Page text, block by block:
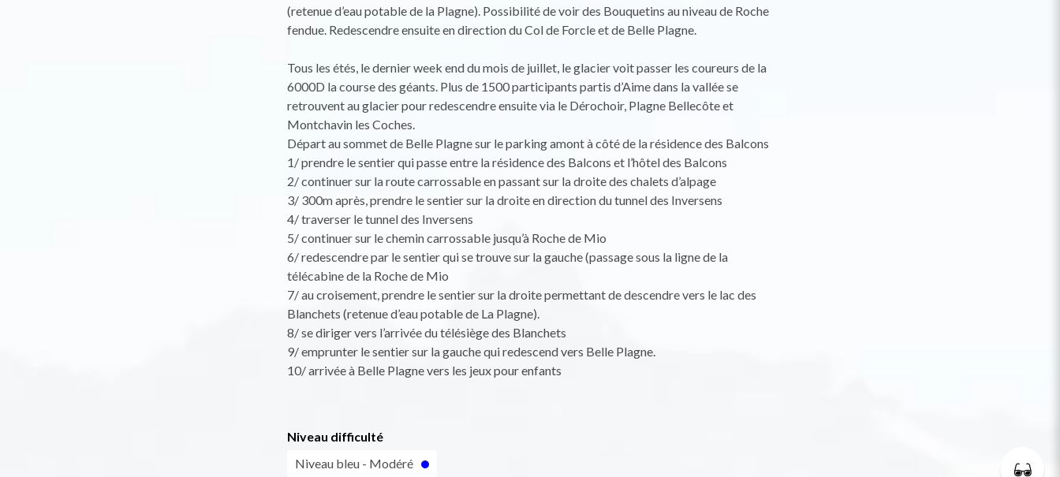
(retenue d’eau potable de la Plagne). Possibilité de voir des Bouquetins au niveau de Roche
fendue. Redescendre ensuite en direction du Col de Forcle et de Belle Plagne.
Tous les étés, le dernier week end du mois de juillet, le glacier voit passer les coureurs de la
6000D la course des géants. Plus de 1500 participants partis d’Aime dans la vallée se
retrouvent au glacier pour redescendre ensuite via le Dérochoir, Plagne Bellecôte et
Montchavin les Coches.
Départ au sommet de Belle Plagne sur le parking amont à côté de la résidence des Balcons
1/ prendre le sentier qui passe entre la résidence des Balcons et l’hôtel des Balcons
2/ continuer sur la route carrossable en passant sur la droite des chalets d’alpage
3/ 300m après, prendre le sentier sur la droite en direction du tunnel des Inversens
4/ traverser le tunnel des Inversens
5/ continuer sur le chemin carrossable jusqu’à Roche de Mio
6/ redescendre par le sentier qui se trouve sur la gauche (passage sous la ligne de la
télécabine de la Roche de Mio
7/ au croisement, prendre le sentier sur la droite permettant de descendre vers le lac des
Blanchets (retenue d’eau potable de La Plagne).
8/ se diriger vers l’arrivée du télésiège des Blanchets
9/ emprunter le sentier sur la gauche qui redescend vers Belle Plagne.
10/ arrivée à Belle Plagne vers les jeux pour enfants
Niveau difficulté
Niveau bleu - Modéré